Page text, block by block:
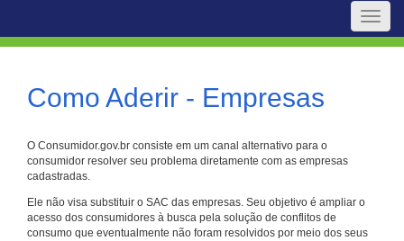
Toggle
Como Aderir - Empresas
O Consumidor.gov.br consiste em um canal alternativo para o
consumidor resolver seu problema diretamente com as empresas
cadastradas.
Ele não visa substituir o SAC das empresas. Seu objetivo é ampliar o
acesso dos consumidores à busca pela solução de conflitos de
consumo que eventualmente não foram resolvidos por meio dos seus